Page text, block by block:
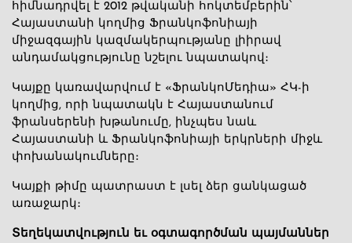
հիմնադրվել է 2012 թվականի հոկտեմբերին՝
Հայաստանի կողմից Ֆրանկոֆոնիայի
միջազգային կազմակերպությանը լիիրավ
անդամակցությունը նշելու նպատակով։
Կայքը կառավարվում է «ՖրանկոՄեդիա» ՀԿ-ի
կողմից, որի նպատակն է Հայաստանում
ֆրանսերենի խթանումը, ինչպես նաև
Հայաստանի և Ֆրանկոֆոնիայի երկրների միջև
փոխանակումները։
Կայքի թիմը պատրաստ է լսել ձեր ցանկացած
առաջարկ։
Տեղեկատվություն եւ օգտագործման պայմաններ